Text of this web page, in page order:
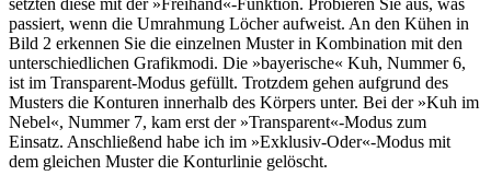
passiert, wenn die Umrahmung Löcher aufweist. An den Kühen in
Bild 2 erkennen Sie die einzelnen Muster in Kombination mit den
unterschiedlichen Grafikmodi. Die »bayerische« Kuh, Nummer 6,
ist im Transparent-Modus gefüllt. Trotzdem gehen aufgrund des
Musters die Konturen innerhalb des Körpers unter. Bei der »Kuh im
Nebel«, Nummer 7, kam erst der »Transparent«-Modus zum
Einsatz. Anschließend habe ich im »Exklusiv-Oder«-Modus mit
dem gleichen Muster die Konturlinie gelöscht.